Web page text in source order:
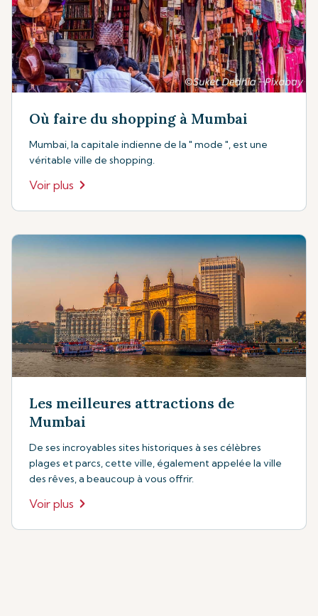
Où faire du shopping à Mumbai
Mumbai, la capitale indienne de la " mode ", est une
véritable ville de shopping.
Voir plus
Les meilleures attractions de
Mumbai
De ses incroyables sites historiques à ses célèbres
plages et parcs, cette ville, également appelée la ville
des rêves, a beaucoup à vous offrir.
Voir plus